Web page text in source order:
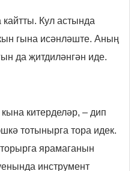
Кул астында
гына исәнләште. Аның
да җитдиләнгән иде.
китерделәр, – дип
тотынырга тора идек.
ярамаганын
инструмент